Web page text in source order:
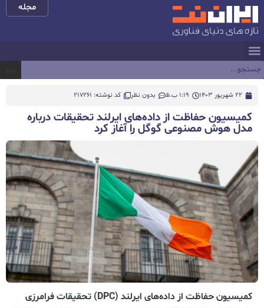
مجله
22 شهریور 1403 1:19 ب.ظ بدون نظر کد نوشته: 217261
کمیسیون حفاظت از داده‌های ایرلند تحقیقات درباره
مدل هوش مصنوعی گوگل را آغاز کرد
کمیسیون حفاظت از داده‌های ایرلند (DPC) تحقیقات فرامرزی